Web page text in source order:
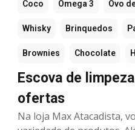
Coco Ômega 3 Ovo
Whisky Brinquedos
Brownies Chocolate
Escova de
ofertas
Na loja Max Atacadista,